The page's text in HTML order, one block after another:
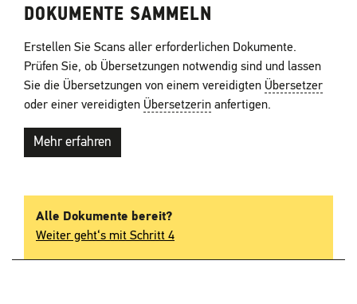
DOKUMENTE SAMMELN
Erstellen Sie Scans aller erforderlichen Dokumente.
Prüfen Sie, ob Übersetzungen notwendig sind und lassen
Sie die Übersetzungen von einem vereidigten Übersetzer
oder einer vereidigten Übersetzerin anfertigen.
Mehr erfahren
Alle Dokumente bereit?
Weiter geht‘s mit Schritt 4